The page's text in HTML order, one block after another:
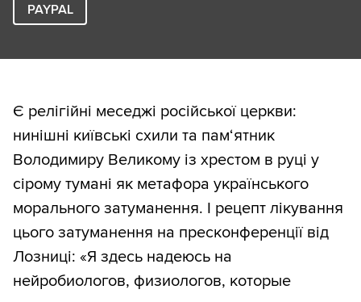
PAYPAL
Є релігійні меседжі російської церкви:
нинішні київські схили та пам‘ятник
Володимиру Великому із хрестом в руці у
сірому тумані як метафора українського
морального затуманення. І рецепт лікування
цього затуманення на пресконференції від
Лозниці: «Я здесь надеюсь на
нейробиологов, физиологов, которые